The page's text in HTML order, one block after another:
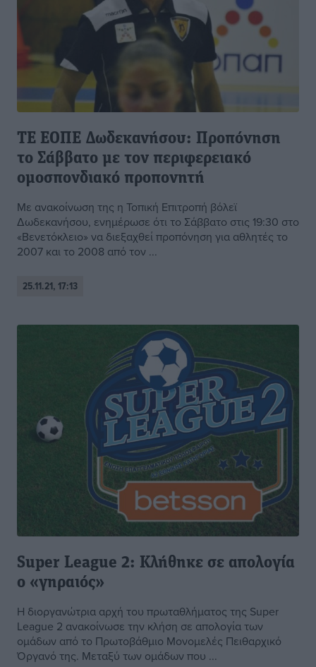
ΤΕ ΕΟΠΕ Δωδεκανήσου: Προπόνηση
το Σάββατο με τον περιφερειακό
ομοσπονδιακό προπονητή
Με ανακοίνωση της η Τοπική Επιτροπή βόλεϊ
Δωδεκανήσου, ενημέρωσε ότι το Σάββατο στις 19:30 στο
«Βενετόκλειο» να διεξαχθεί προπόνηση για αθλητές το
2007 και το 2008 από τον ...
25.11.21, 17:13
Super League 2: Κλήθηκε σε απολογία
ο «γηραιός»
Η διοργανώτρια αρχή του πρωταθλήματος της Super
League 2 ανακοίνωσε την κλήση σε απολογία των
ομάδων από το Πρωτοβάθμιο Μονομελές Πειθαρχικό
Όργανό της. Μεταξύ των ομάδων που ...